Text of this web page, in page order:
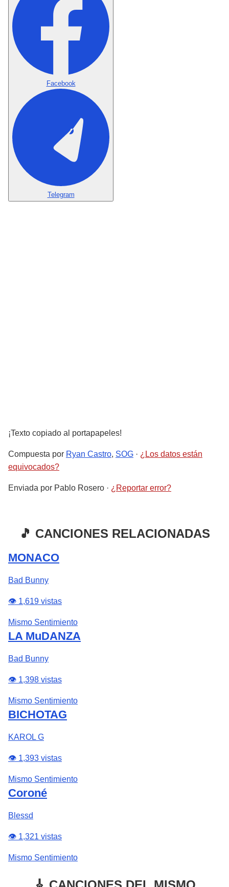
Facebook
Telegram
¡Texto copiado al portapapeles!
Compuesta por Ryan Castro, SOG · ¿Los datos están
equivocados?
Enviada por Pablo Rosero · ¿Reportar error?
🎵 CANCIONES RELACIONADAS
MONACO
Bad Bunny
👁️ 1,619 vistas
Mismo Sentimiento
LA MuDANZA
Bad Bunny
👁️ 1,398 vistas
Mismo Sentimiento
BICHOTAG
KAROL G
👁️ 1,393 vistas
Mismo Sentimiento
Coroné
Blessd
👁️ 1,321 vistas
Mismo Sentimiento